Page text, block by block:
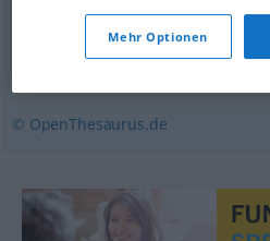
,Habgier
© OpenThesaurus.de
Mehr Optionen